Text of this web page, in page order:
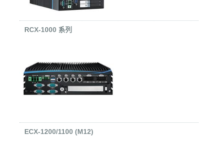
RCX-1000 系列
ECX-1200/1100 (M12)